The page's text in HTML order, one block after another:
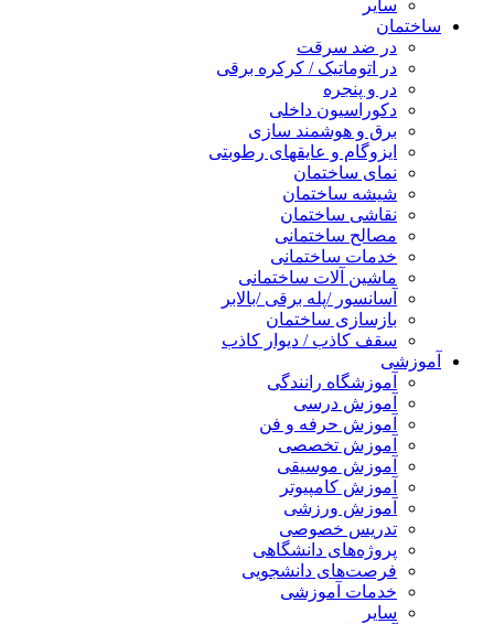
سایر
ساختمان
در ضد سرقت
در اتوماتیک / کرکره برقی
در و پنجره
دکوراسیون داخلی
برق و هوشمند سازی
ایزوگام و عایقهای رطوبتی
نمای ساختمان
شیشه ساختمان
نقاشی ساختمان
مصالح ساختمانی
خدمات ساختمانی
ماشین آلات ساختمانی
آسانسور /پله برقی /بالابر
بازسازی ساختمان
سقف کاذب / دیوار کاذب
آموزشی
آموزشگاه رانندگی
آموزش درسی
آموزش حرفه و فن
آموزش تخصصی
آموزش موسیقی
آموزش کامپیوتر
آموزش ورزشی
تدریس خصوصی
پروژه‌های دانشگاهی
فرصت‌های دانشجویی
خدمات آموزشی
سایر